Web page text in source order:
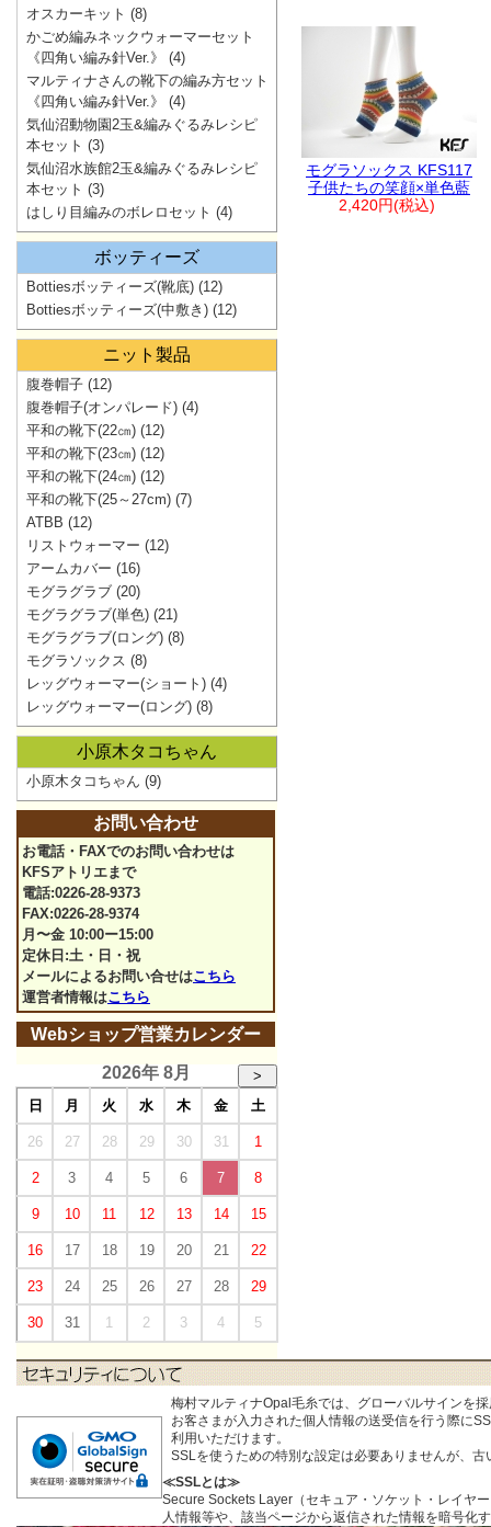
モグラソックス KFS117
子供たちの笑顔×単色藍
2,420円(税込)
オスカーキット (8)
かごめ編みネックウォーマーセット
《四角い編み針Ver.》
(4)
マルティナさんの靴下の編み方セット
《四角い編み針Ver.》
(4)
気仙沼動物園2玉&編みぐるみレシピ
本セット (3)
気仙沼水族館2玉&編みぐるみレシピ
本セット (3)
はしり目編みのボレロセット (4)
ボッティーズ
Bottiesボッティーズ(靴底) (12)
Bottiesボッティーズ(中敷き) (12)
ニット製品
腹巻帽子 (12)
腹巻帽子(オンパレード) (4)
平和の靴下(22㎝) (12)
平和の靴下(23㎝) (12)
平和の靴下(24㎝) (12)
平和の靴下(25～27cm) (7)
ATBB (12)
リストウォーマー (12)
アームカバー (16)
モグラグラブ (20)
モグラグラブ(単色) (21)
モグラグラブ(ロング) (8)
モグラソックス (8)
レッグウォーマー(ショート) (4)
レッグウォーマー(ロング) (8)
小原木タコちゃん
小原木タコちゃん (9)
お問い合わせ
お電話・FAXでのお問い合わせは
KFSアトリエまで
電話:0226-28-9373
FAX:0226-28-9374
月〜金 10:00ー15:00
定休日:土・日・祝
メールによるお問い合せはこちら
運営者情報はこちら
Webショップ営業カレンダー
2026年 8月
>
日
月 火 水 木 金 土
26 27 28 29 30 31 1
2 3 4 5 6 7 8
9 10 11 12 13 14 15
16 17 18 19 20 21 22
23 24 25 26 27 28 29
30 31 1 2 3 4 5
梅村マルティナOpal毛糸では、グローバルサインを
お客さまが入力された個人情報の送受信を行う際に
利用いただけます。
SSLを使うための特別な設定は必要ありませんが、
≪SSLとは≫
Secure Sockets Layer（セキュア・ソケット・レイヤ
人情報等や、該当ページから返信された情報を暗号化